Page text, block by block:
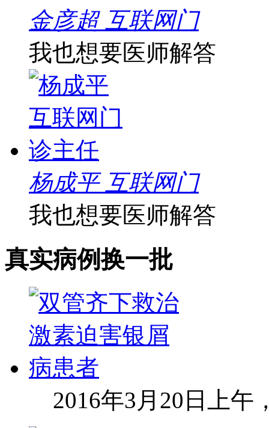
金彦超 互联网门
我也想要医师解答
杨成平 互联网门
我也想要医师解答
真实病例换一批
2016年3月20日上午